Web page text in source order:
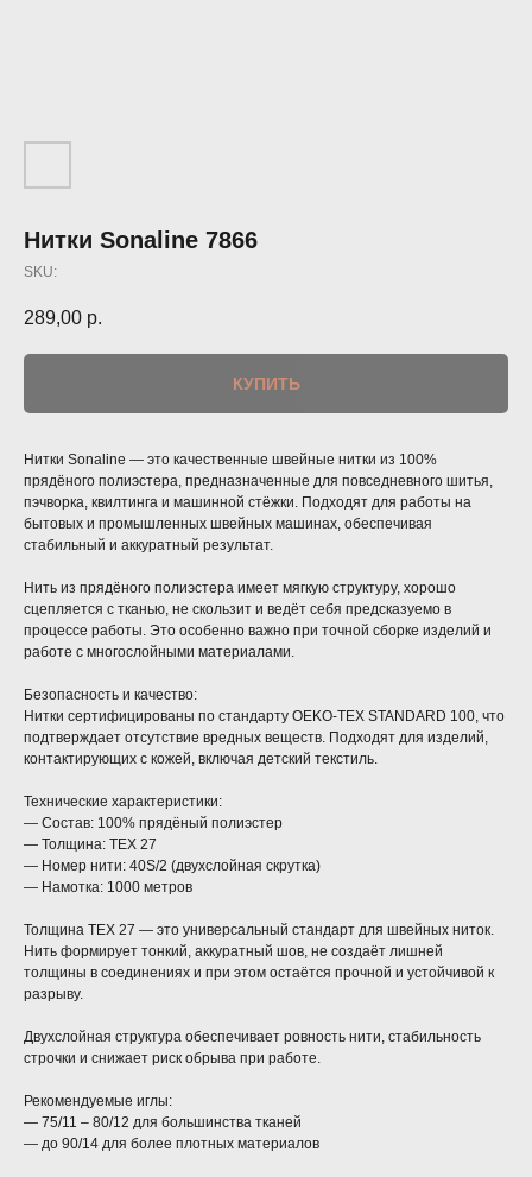
Нитки Sonaline 7866
SKU:
289,00 р.
КУПИТЬ
Нитки Sonaline — это качественные швейные нитки из 100%
прядёного полиэстера, предназначенные для повседневного шитья,
пэчворка, квилтинга и машинной стёжки. Подходят для работы на
бытовых и промышленных швейных машинах, обеспечивая
стабильный и аккуратный результат.
Нить из прядёного полиэстера имеет мягкую структуру, хорошо
сцепляется с тканью, не скользит и ведёт себя предсказуемо в
процессе работы. Это особенно важно при точной сборке изделий и
работе с многослойными материалами.
Безопасность и качество:
Нитки сертифицированы по стандарту OEKO-TEX STANDARD 100, что
подтверждает отсутствие вредных веществ. Подходят для изделий,
контактирующих с кожей, включая детский текстиль.
Технические характеристики:
— Состав: 100% прядёный полиэстер
— Толщина: TEX 27
— Номер нити: 40S/2 (двухслойная скрутка)
— Намотка: 1000 метров
Толщина TEX 27 — это универсальный стандарт для швейных ниток.
Нить формирует тонкий, аккуратный шов, не создаёт лишней
толщины в соединениях и при этом остаётся прочной и устойчивой к
разрыву.
Двухслойная структура обеспечивает ровность нити, стабильность
строчки и снижает риск обрыва при работе.
Рекомендуемые иглы:
— 75/11 – 80/12 для большинства тканей
— до 90/14 для более плотных материалов